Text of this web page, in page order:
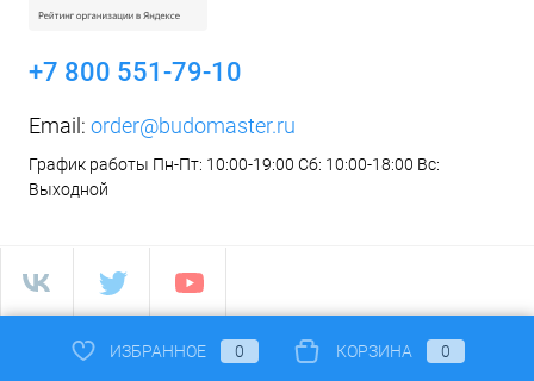
+7 800 551-79-10
Email: order@budomaster.ru
График работы Пн-Пт: 10:00-19:00 Сб: 10:00-18:00 Вс:
Выходной
ИЗБРАННОЕ 0 КОРЗИНА 0